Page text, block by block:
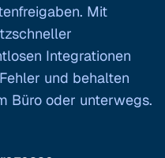
Mit
Integrationen
und behalten
Büro oder unterwegs.